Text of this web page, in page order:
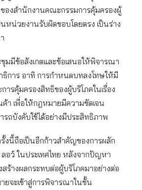
องสำนักงานคณะกรรมการคุ้มครองผู้
หน่วยงานรับผิดชอบโดยตรง เป็นร่าง
มมีข้อสังเกตและข้อเสนอให้พิจารณา
ธิการ อาทิ การกำหนดบทลงโทษให้มี
ารคุ้มครองสิทธิของผู้บริโภคในเรื่อง
า เพื่อให้กฎหมายมีความชัดเจน
รถบังคับใช้ได้อย่างมีประสิทธิภาพ
งนี้ถือเป็นอีกก้าวสำคัญของการผลัก
อว์ ในประเทศไทย หลังจากปัญหา
ร้างผลกระทบต่อผู้บริโภคมาอย่างต่อ
ยจะเข้าสู่การพิจารณาในชั้น